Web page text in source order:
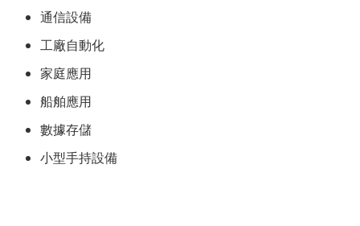
通信設備
工廠自動化
家庭應用
船舶應用
數據存儲
小型手持設備